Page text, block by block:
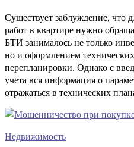
Существует заблуждение, что
работ в квартире нужно
БТИ занималось не только
но и оформлением
перепланировки. Однако с
учета вся информация о
отражаться в технических
Недвижимость